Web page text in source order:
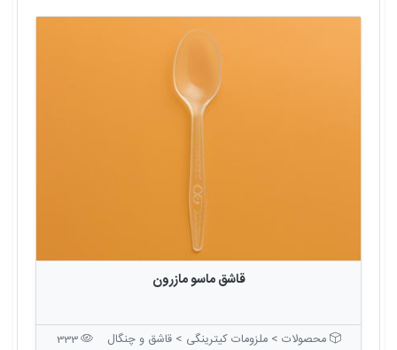
قاشق ماسو مازرون
محصولات > ملزومات کیترینگی > قاشق و چنگال 333